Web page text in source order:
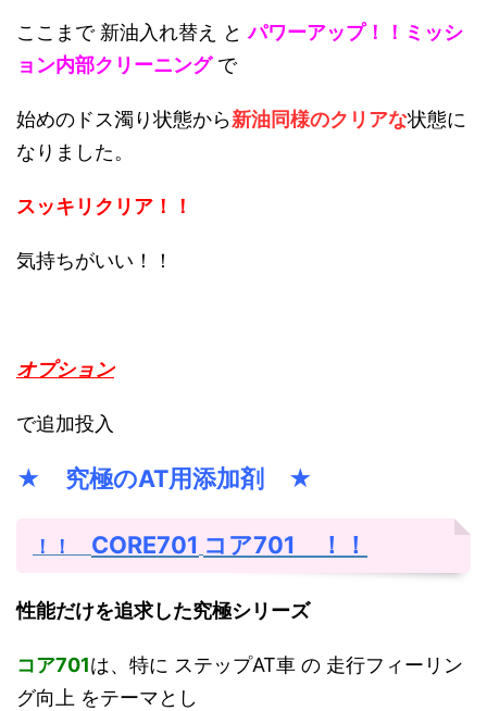
ここまで 新油入れ替え とパワーアップ！！ミッシ
ョン内部クリーニング で
始めのドス濁り状態から新油同様のクリアな状態に
なりました。
スッキリクリア！！
気持ちがいい！！
オプション
で追加投入
★ 究極のAT用添加剤 ★
！！ CORE701 コア701 ！！
性能だけを追求した究極シリーズ
コア701は、特に ステップAT車 の 走行フィーリン
グ向上 をテーマとし